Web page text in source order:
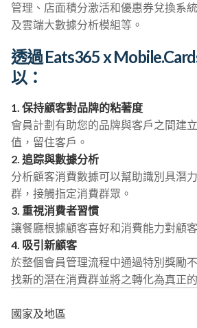
國家及地區
管理、店面積分激活和優惠券兌換系
及雲端大數據分析模組等。
透過 Eats365 x
以：
1. 保持顧客對品牌的粘著度
會員計劃有助您的品牌與客戶之間建
值，留住客戶。
2. 追踪與數據分析
分析顧客消費數據可以幫助識別具潛
群，接觸指定消費群眾。
3. 重視消費者習慣
讓餐廳根據顧客喜好和消費能力對顧
4. 吸引新顧客
於整個會員管理流程中通過特別獎勵
找新的潛在消費群並將之轉化為真正